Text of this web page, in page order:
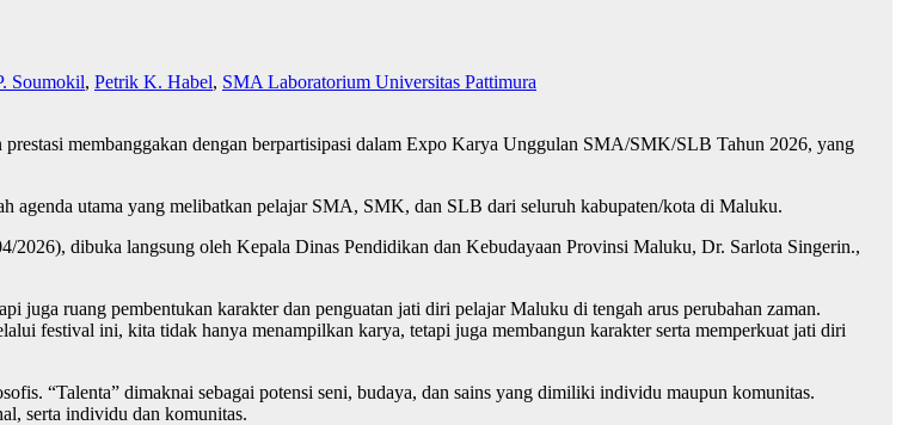
Soumokil, Petrik K. Habel, SMA Laboratorium Universitas Pattimura
membanggakan dengan berpartisipasi dalam Expo Karya Unggulan SMA/SMK/SLB Tahun 2026, yang
agenda utama yang melibatkan pelajar SMA, SMK, dan SLB dari seluruh kabupaten/kota di Maluku.
dibuka langsung oleh Kepala Dinas Pendidikan dan Kebudayaan Provinsi Maluku, Dr. Sarlota Singerin.,
juga ruang pembentukan karakter dan penguatan jati diri pelajar Maluku di tengah arus perubahan zaman.
festival ini, kita tidak hanya menampilkan karya, tetapi juga membangun karakter serta memperkuat jati diri
“Talenta” dimaknai sebagai potensi seni, budaya, dan sains yang dimiliki individu maupun komunitas.
serta individu dan komunitas.